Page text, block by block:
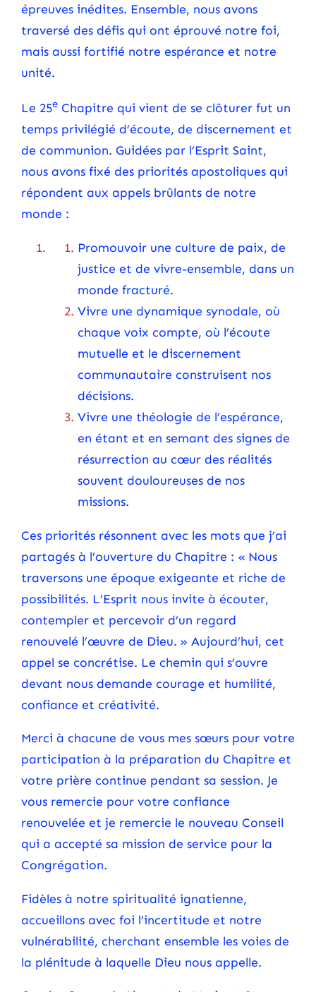
épreuves inédites. Ensemble, nous avons
traversé des défis qui ont éprouvé notre foi,
mais aussi fortifié notre espérance et notre
unité.
Le 25e Chapitre qui vient de se clôturer fut un
temps privilégié d’écoute, de discernement et
de communion. Guidées par l’Esprit Saint,
nous avons fixé des priorités apostoliques qui
répondent aux appels brûlants de notre
monde :
Promouvoir une culture de paix, de
justice et de vivre-ensemble, dans un
monde fracturé.
Vivre une dynamique synodale, où
chaque voix compte, où l’écoute
mutuelle et le discernement
communautaire construisent nos
décisions.
Vivre une théologie de l’espérance,
en étant et en semant des signes de
résurrection au cœur des réalités
souvent douloureuses de nos
missions.
Ces priorités résonnent avec les mots que j’ai
partagés à l’ouverture du Chapitre : « Nous
traversons une époque exigeante et riche de
possibilités. L’Esprit nous invite à écouter,
contempler et percevoir d’un regard
renouvelé l’œuvre de Dieu. » Aujourd’hui, cet
appel se concrétise. Le chemin qui s’ouvre
devant nous demande courage et humilité,
confiance et créativité.
Merci à chacune de vous mes sœurs pour votre
participation à la préparation du Chapitre et
votre prière continue pendant sa session. Je
vous remercie pour votre confiance
renouvelée et je remercie le nouveau Conseil
qui a accepté sa mission de service pour la
Congrégation.
Fidèles à notre spiritualité ignatienne,
accueillons avec foi l’incertitude et notre
vulnérabilité, cherchant ensemble les voies de
la plénitude à laquelle Dieu nous appelle.